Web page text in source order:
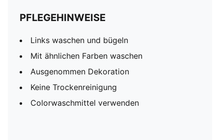
PFLEGEHINWEISE
Links waschen und bügeln
Mit ähnlichen Farben waschen
Ausgenommen Dekoration
Keine Trockenreinigung
Colorwaschmittel verwenden